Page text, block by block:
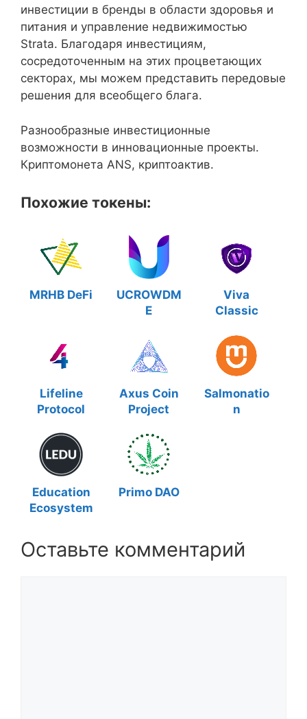
инвестиции в бренды в области здоровья и
питания и управление недвижимостью
Strata. Благодаря инвестициям,
сосредоточенным на этих процветающих
секторах, мы можем представить передовые
решения для всеобщего блага.
Разнообразные инвестиционные
возможности в инновационные проекты.
Криптомонета ANS, криптоактив.
Похожие токены:
MRHB DeFi
UCROWDM
E
Viva
Classic
Lifeline
Protocol
Axus Coin
Project
Salmonatio
n
Education
Ecosystem
Primo DAO
Оставьте комментарий